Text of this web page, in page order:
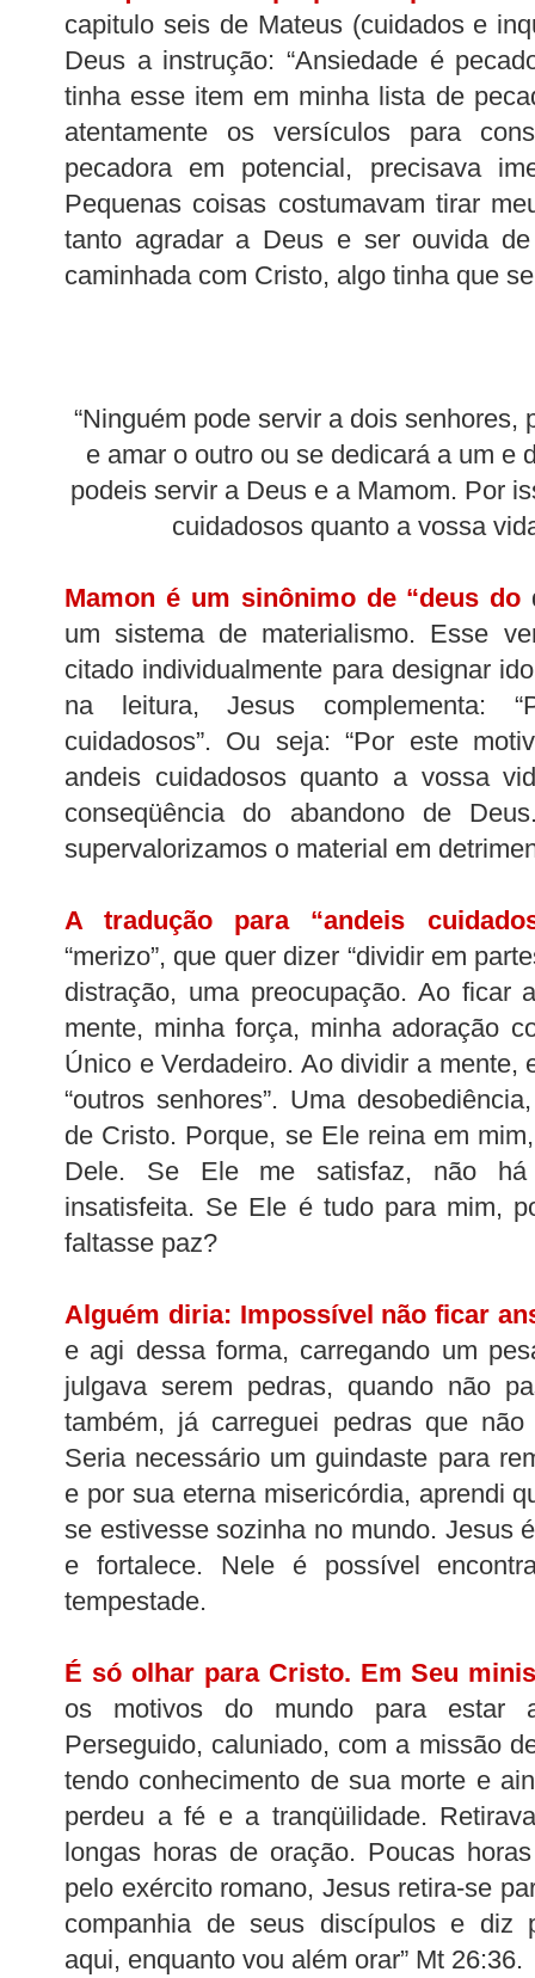
capitulo seis de Mateus (cuidados e
Deus a instrução: “Ansiedade é
tinha esse item em minha lista de
atentamente os versículos para
pecadora em potencial, precisava
Pequenas coisas costumavam tirar
tanto agradar a Deus e ser ouvida
caminhada com Cristo, algo tinha que
“Ninguém pode servir a dois senhores,
e amar o outro ou se dedicará a um e
podeis servir a Deus e a Mamom. Por
cuidadosos quanto a vossa
Mamon é um sinônimo de “deus do
um sistema de materialismo. Esse
citado individualmente para designar
na leitura, Jesus complementa:
cuidadosos”. Ou seja: “Por este
andeis cuidadosos quanto a vossa
conseqüência do abandono de
supervalorizamos o material em
A tradução para “andeis
“merizo”, que quer dizer “dividir em
distração, uma preocupação. Ao ficar
mente, minha força, minha adoração
Único e Verdadeiro. Ao dividir a mente,
“outros senhores”. Uma
de Cristo. Porque, se Ele reina em
Dele. Se Ele me satisfaz, não há
insatisfeita. Se Ele é tudo para mim,
faltasse paz?
Alguém diria: Impossível não ficar
e agi dessa forma, carregando um
julgava serem pedras, quando não
também, já carreguei pedras que
Seria necessário um guindaste para
e por sua eterna misericórdia, aprendi
se estivesse sozinha no mundo. Jesus
e fortalece. Nele é possível
tempestade.
É só olhar para Cristo. Em Seu
os motivos do mundo para estar
Perseguido, caluniado, com a missão
tendo conhecimento de sua morte e
perdeu a fé e a tranqüilidade.
longas horas de oração. Poucas
pelo exército romano, Jesus retira-se
companhia de seus discípulos e diz
aqui, enquanto vou além orar” Mt 26:36.